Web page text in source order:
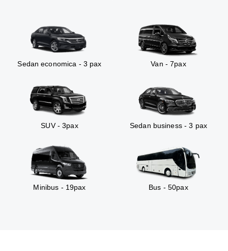
Sedan economica - 3 pax Van - 7pax
SUV - 3pax Sedan business - 3 pax
Minibus - 19pax Bus - 50pax